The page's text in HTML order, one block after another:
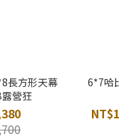
長方形天幕
露營狂
6*7哈